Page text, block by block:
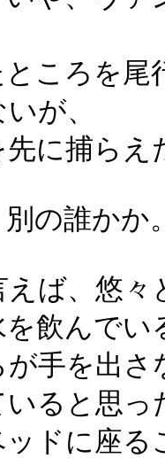
ころを
が、
に捕ら
の誰かか
ば、悠
飲んでい
が手を出
ると思
ドに座る